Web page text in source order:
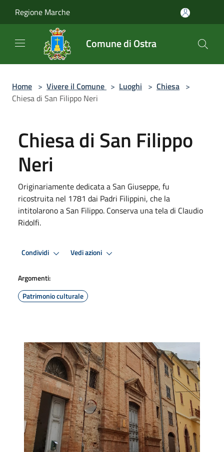
Regione Marche
Comune di Ostra
Home > Vivere il Comune > Luoghi > Chiesa >
Chiesa di San Filippo Neri
Chiesa di San Filippo
Neri
Originariamente dedicata a San Giuseppe, fu
ricostruita nel 1781 dai Padri Filippini, che la
intitolarono a San Filippo. Conserva una tela di Claudio
Ridolfi.
Condividi Vedi azioni
Argomenti:
Patrimonio culturale